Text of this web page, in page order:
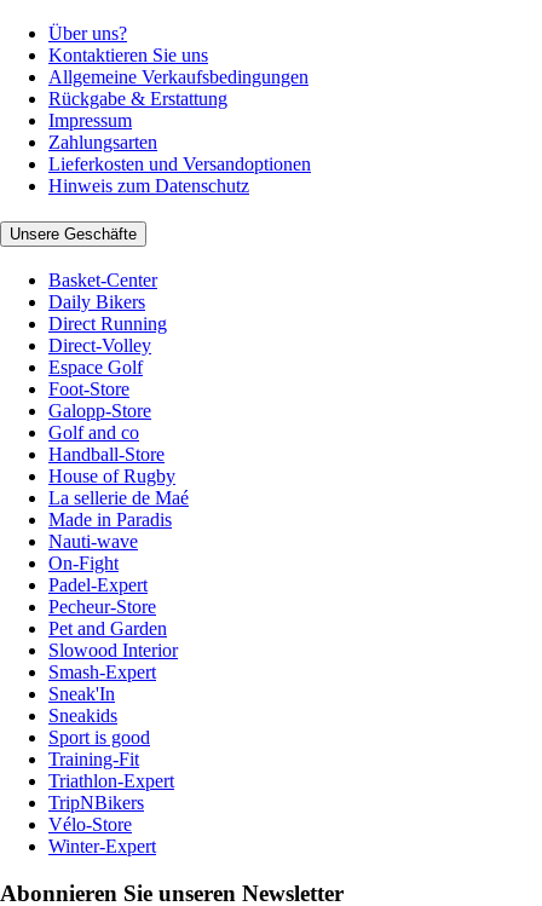
Über uns?
Kontaktieren Sie uns
Allgemeine Verkaufsbedingungen
Rückgabe & Erstattung
Impressum
Zahlungsarten
Lieferkosten und Versandoptionen
Hinweis zum Datenschutz
Unsere Geschäfte
Basket-Center
Daily Bikers
Direct Running
Direct-Volley
Espace Golf
Foot-Store
Galopp-Store
Golf and co
Handball-Store
House of Rugby
La sellerie de Maé
Made in Paradis
Nauti-wave
On-Fight
Padel-Expert
Pecheur-Store
Pet and Garden
Slowood Interior
Smash-Expert
Sneak'In
Sneakids
Sport is good
Training-Fit
Triathlon-Expert
TripNBikers
Vélo-Store
Winter-Expert
Abonnieren Sie unseren Newsletter